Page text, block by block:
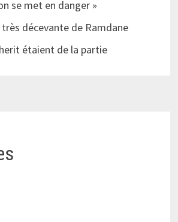
se met en danger »
décevante de Ramdane
étaient de la partie